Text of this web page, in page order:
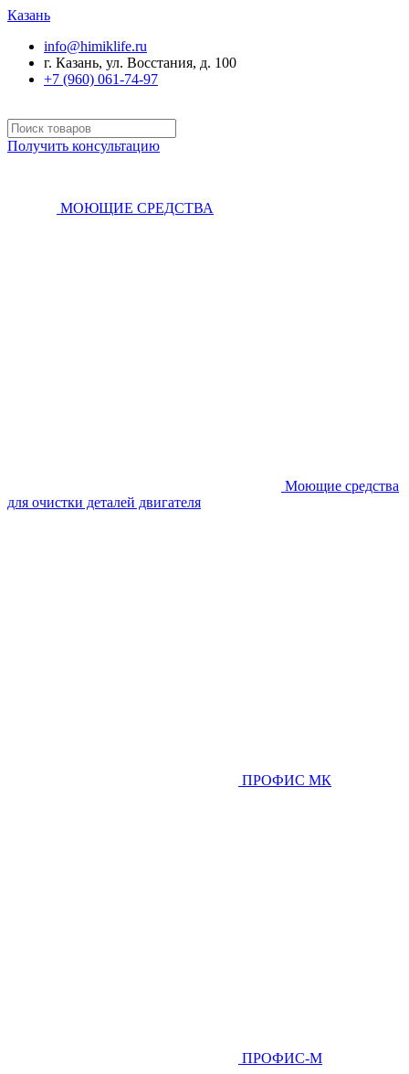
Казань
info@himiklife.ru
г. Казань, ул. Восстания, д. 100
+7 (960) 061-74-97
Получить консультацию
МОЮЩИЕ СРЕДСТВА
Моющие средства
для очистки деталей двигателя
ПРОФИС МК
ПРОФИС-М